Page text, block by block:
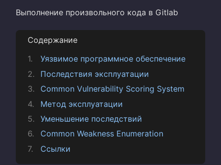
Выполнение произвольного кода в Gitlab
Содержание
Уязвимое программное обеспечение
Последствия эксплуатации
Common Vulnerability Scoring System
Метод эксплуатации
Уменьшение последствий
Common Weakness Enumeration
Ссылки